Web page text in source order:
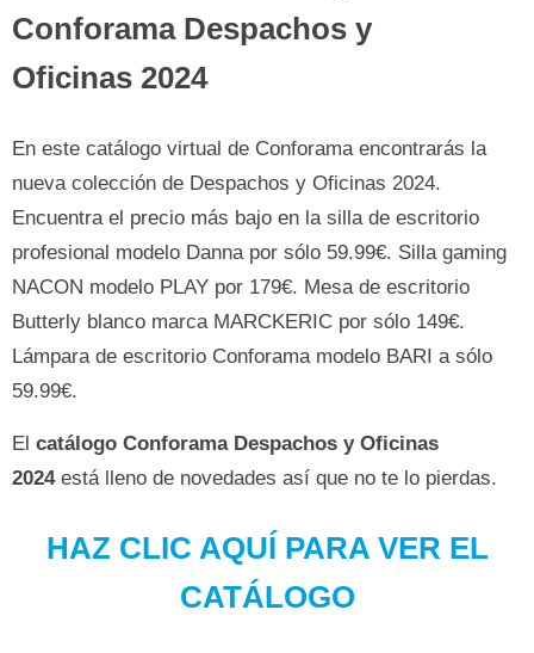
Conforama Despachos y
Oficinas 2024
En este catálogo virtual de Conforama encontrarás la
nueva colección de Despachos y Oficinas 2024.
Encuentra el precio más bajo en la silla de escritorio
profesional modelo Danna por sólo 59.99€. Silla gaming
NACON modelo PLAY por 179€. Mesa de escritorio
Butterly blanco marca MARCKERIC por sólo 149€.
Lámpara de escritorio Conforama modelo BARI a sólo
59.99€.
El catálogo Conforama Despachos y Oficinas
2024está lleno de novedades así que no te lo pierdas.
HAZ CLIC AQUÍ PARA VER EL
CATÁLOGO